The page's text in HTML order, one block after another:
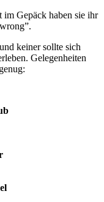
im Gepäck haben sie ihr
keiner sollte sich
Gelegenheiten